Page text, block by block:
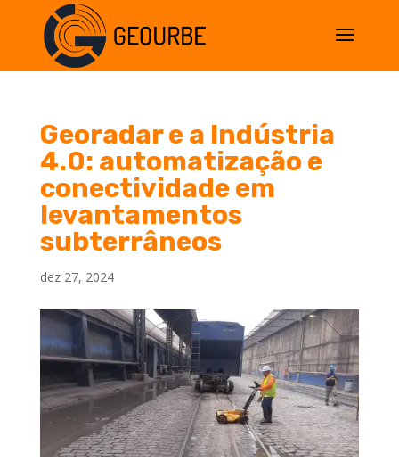
Georadar e a Indústria
4.0: automatização e
conectividade em
levantamentos
subterrâneos
dez 27, 2024